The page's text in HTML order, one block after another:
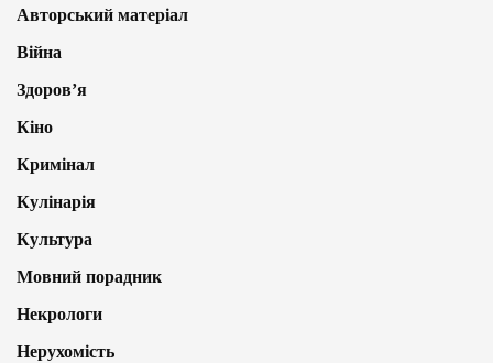
Авторський матеріал
Війна
Здоров’я
Кіно
Кримінал
Кулінарія
Культура
Мовний порадник
Некрологи
Нерухомість